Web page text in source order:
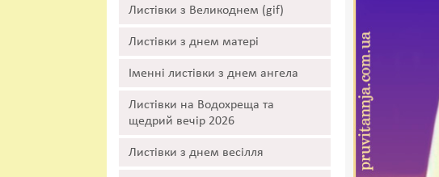
Листівки з Великоднем (gif)
Листівки з днем матері
Іменні листівки з днем ангела
Листівки на Водохреща та
щедрий вечір 2026
Листівки з днем весілля